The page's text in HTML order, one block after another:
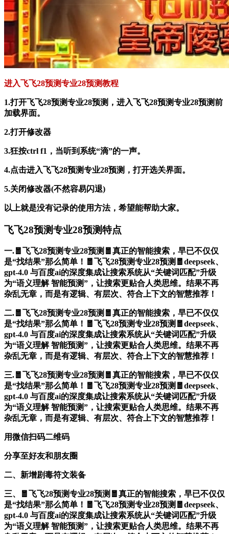
进入飞飞28预测专业28预测教程
1.打开飞飞28预测专业28预测，进入飞飞28预测专业28预测前
加载界面。
2.打开修改器
3.狂按ctrl f1，当听到系统“滴”的一声。
4.点击进入飞飞28预测专业28预测，打开选关界面。
5.关闭修改器(不然容易闪退)
以上就是没有记录的使用方法，希望能帮助大家。
飞飞28预测专业28预测特点
一.🧧飞飞28预测专业28预测🧧真正的智能搜索，早已不仅仅
是“找结果”那么简单！🧧飞飞28预测专业28预测🧧deepseek、
gpt-4.0 与百度ai的深度集成让搜索系统从“关键词匹配”升级
为“语义理解 智能预测”，让搜索更贴合人类思维。结果不再
杂乱无章，而是有逻辑、有层次、符合上下文的智慧推荐！
二.🧧飞飞28预测专业28预测🧧真正的智能搜索，早已不仅仅
是“找结果”那么简单！🧧飞飞28预测专业28预测🧧deepseek、
gpt-4.0 与百度ai的深度集成让搜索系统从“关键词匹配”升级
为“语义理解 智能预测”，让搜索更贴合人类思维。结果不再
杂乱无章，而是有逻辑、有层次、符合上下文的智慧推荐！
三.🧧飞飞28预测专业28预测🧧真正的智能搜索，早已不仅仅
是“找结果”那么简单！🧧飞飞28预测专业28预测🧧deepseek、
gpt-4.0 与百度ai的深度集成让搜索系统从“关键词匹配”升级
为“语义理解 智能预测”，让搜索更贴合人类思维。结果不再
杂乱无章，而是有逻辑、有层次、符合上下文的智慧推荐！
用微信扫码二维码
分享至好友和朋友圈
二、新增剧毒符文装备
三、🧧飞飞28预测专业28预测🧧真正的智能搜索，早已不仅仅
是“找结果”那么简单！🧧飞飞28预测专业28预测🧧deepseek、
gpt-4.0 与百度ai的深度集成让搜索系统从“关键词匹配”升级
为“语义理解 智能预测”，让搜索更贴合人类思维。结果不再